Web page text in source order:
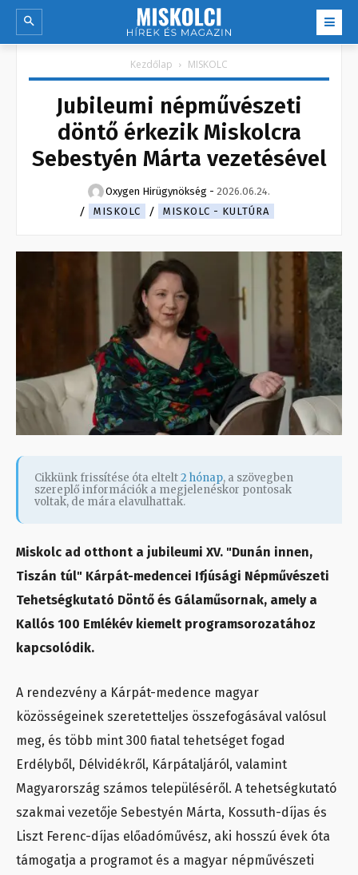
Kezdőlap MISKOLC
Jubileumi népművészeti
döntő érkezik Miskolcra
Sebestyén Márta vezetésével
Oxygen Hirügynökség - 2026.06.24.
MISKOLC
MISKOLC - KULTÚRA
Cikkünk frissítése óta eltelt2 hónap, a szövegben
szereplő információk a megjelenéskor pontosak
voltak, de mára elavulhattak.
Miskolc ad otthont a jubileumi XV. "Dunán innen,
Tiszán túl" Kárpát-medencei Ifjúsági Népművészeti
Tehetségkutató Döntő és Gálaműsornak, amely a
Kallós 100 Emlékév kiemelt programsorozatához
kapcsolódik.
A rendezvény a Kárpát-medence magyar
közösségeinek szeretetteljes összefogásával valósul
meg, és több mint 300 fiatal tehetséget fogad
Erdélyből, Délvidékről, Kárpátaljáról, valamint
Magyarország számos településéről. A tehetségkutató
szakmai vezetője Sebestyén Márta, Kossuth-díjas és
Liszt Ferenc-díjas előadóművész, aki hosszú évek óta
támogatja a programot és a magyar népművészeti